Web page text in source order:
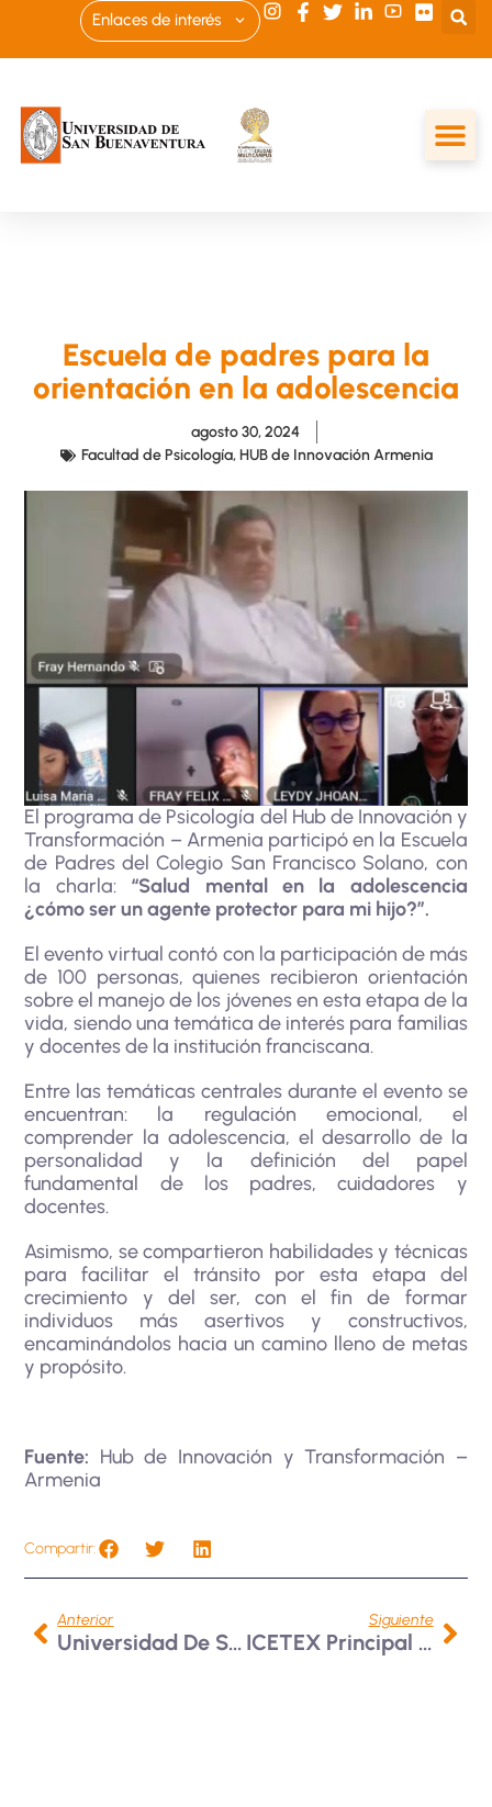
Enlaces de interés
Escuela de padres para la
orientación en la adolescencia
agosto 30, 2024
Facultad de Psicología,HUB de Innovación Armenia
El programa de Psicología del Hub de Innovación y
Transformación – Armenia participó en la Escuela
de Padres del Colegio San Francisco Solano, con
la charla: “Salud mental en la adolescencia
¿cómo ser un agente protector para mi hijo?”.
El evento virtual contó con la participación de más
de 100 personas, quienes recibieron orientación
sobre el manejo de los jóvenes en esta etapa de la
vida, siendo una temática de interés para familias
y docentes de la institución franciscana.
Entre las temáticas centrales durante el evento se
encuentran: la regulación emocional, el
comprender la adolescencia, el desarrollo de la
personalidad y la definición del papel
fundamental de los padres, cuidadores y
docentes.
Asimismo, se compartieron habilidades y técnicas
para facilitar el tránsito por esta etapa del
crecimiento y del ser, con el fin de formar
individuos más asertivos y constructivos,
encaminándolos hacia un camino lleno de metas
y propósito.
Fuente: Hub de Innovación y Transformación –
Armenia
Compartir:
Anterior
Universidad De San Buenaventura En Integración Deportiva Con La Gran Colombia
Siguiente
ICETEX Principal Aliado Para La Internacionalización De La Educación Superior